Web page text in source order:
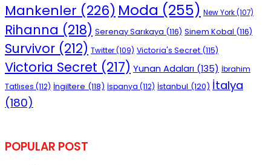
Mankenler (226) Moda (255) New York(107)
Rihanna (218) Serenay Sarıkaya (116) Sinem Kobal (116)
Survivor (212) Twitter(109) Victoria's Secret (115)
Victoria Secret (217) Yunan Adaları (135) İbrahim
Tatlıses (112) İngiltere (118) İspanya (112) İstanbul (120) İtalya
(180)
POPULAR POST